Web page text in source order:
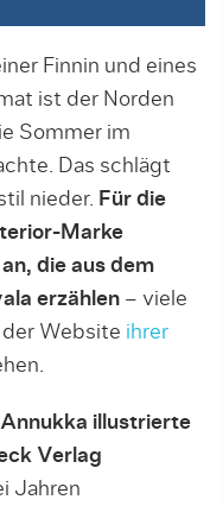
Finnin und eines
ist der Norden
Sommer im
Das schlägt
nieder. Für die
Marke
die aus dem
erzählen – viele
Website ihrer
illustrierte
Verlag
Jahren